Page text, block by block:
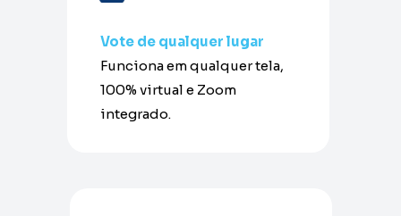
Vote de qualquer lugar
Funciona em qualquer tela,
100% virtual e Zoom
integrado.